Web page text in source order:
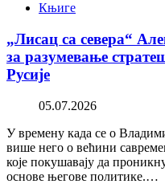
Књиге
„Лисац са севера“
за разумевање
Русије
05.07.2026
У времену када се о
више него о већини
које покушавају да
основе његове политике.…